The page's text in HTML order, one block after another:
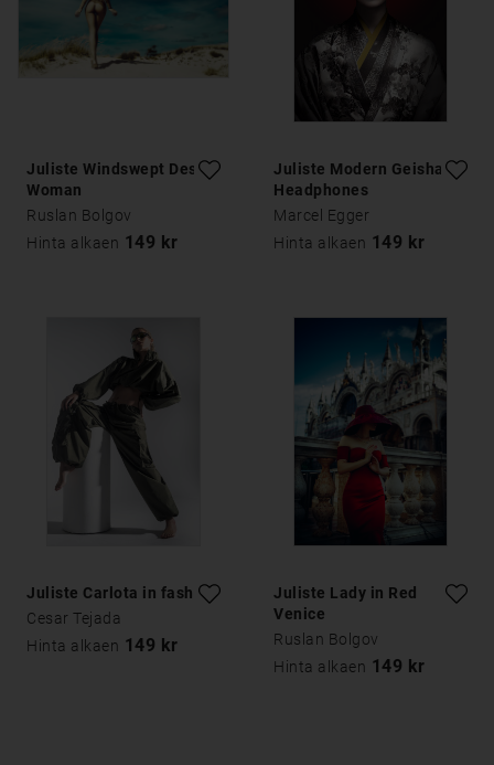
Juliste Windswept Desert
Woman
Ruslan Bolgov
Hinta alkaen 149 kr
Juliste Modern Geisha
Headphones
Marcel Egger
Hinta alkaen 149 kr
Juliste Carlota in fashion
Cesar Tejada
Hinta alkaen 149 kr
Juliste Lady in Red
Venice
Ruslan Bolgov
Hinta alkaen 149 kr